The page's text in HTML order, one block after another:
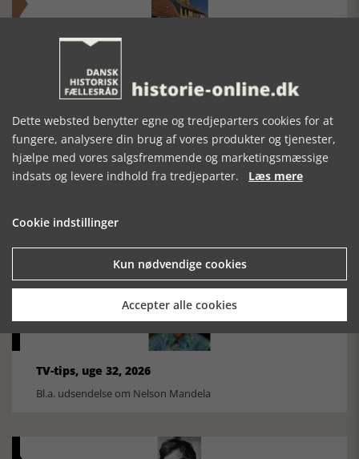
FOBURGH Faaborg Internationale Historie Festival 2026 30.
oktober - 1. november 2026
Historiens Aktører 79 - John Reed
Ole Mortensøn fortæller om den amerikanske journalist
TV-tips, uge 32, 2026
Bl.a. udsendelse om Nelson Mandela
Dette websted benytter egne og tredjeparters cookies for at
fungere, analysere din brug af vores produkter og tjenester,
hjælpe med vores salgsfremmende og marketingsmæssige
indsats og levere indhold fra tredjeparter. Læs mere
Cookie indstillinger
Kun nødvendige cookies
Accepter alle cookies